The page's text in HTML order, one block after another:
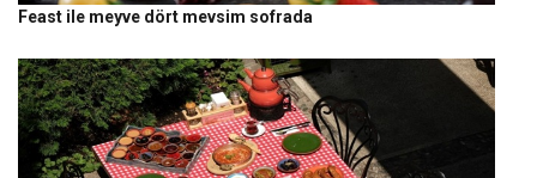
Feast ile meyve dört mevsim sofrada